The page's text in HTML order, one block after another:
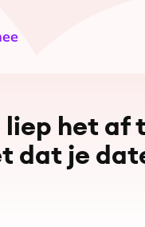
liep het af
dat je